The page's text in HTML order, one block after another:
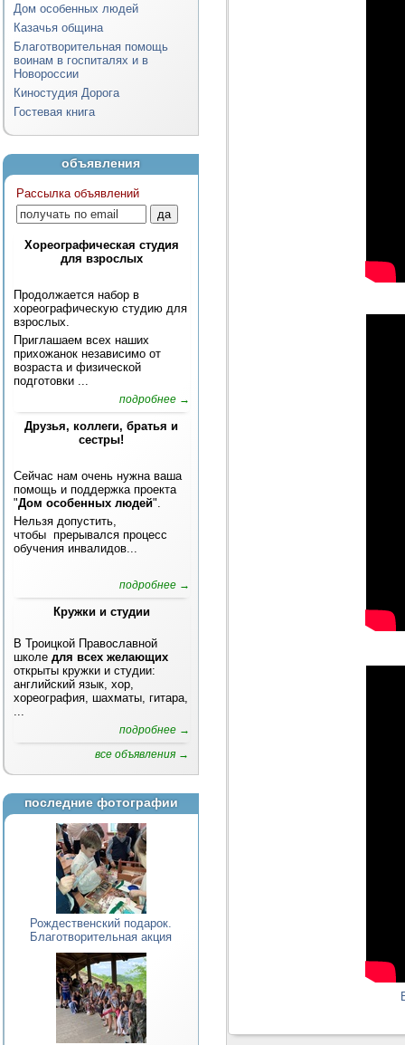
Дом особенных людей
Казачья община
Благотворительная помощь
воинам в госпиталях и в
Новороссии
Киностудия Дорога
Гостевая книга
объявления
Рассылка объявлений
Хореографическая студия
для взрослых
Продолжается набор в
хореографическую студию для
взрослых.
Приглашаем всех наших
прихожанок независимо от
возраста и физической
подготовки ...
подробнее →
Друзья, коллеги, братья и
сестры!
Сейчас нам очень нужна ваша
помощь и поддержка проекта
"Дом особенных людей".
Нельзя допустить,
чтобы прерывался процесс
обучения инвалидов...
подробнее →
Кружки и студии
В Троицкой Православной
школе для всех желающих
открыты кружки и студии:
английский язык, хор,
хореография, шахматы, гитара,
...
подробнее →
все объявления →
последние фотографии
Рождественский подарок.
Благотворительная акция